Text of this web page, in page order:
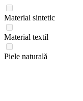
Material sintetic
Material textil
Piele naturală